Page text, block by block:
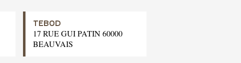
TEBOD
17 RUE GUI PATIN 60000
BEAUVAIS